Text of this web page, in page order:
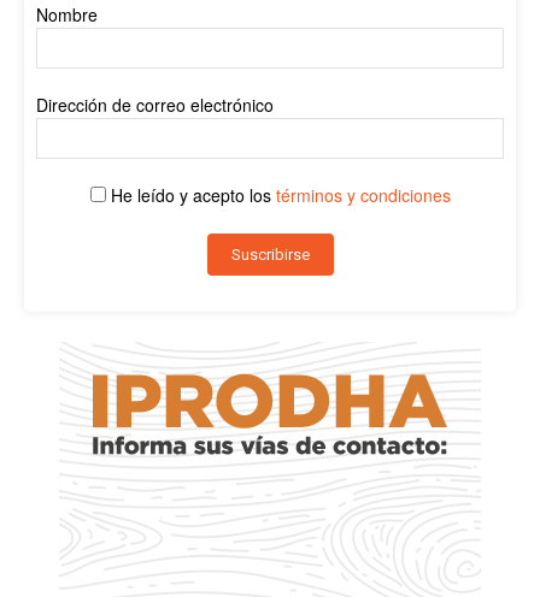
Nombre
Dirección de correo electrónico
He leído y acepto los términos y condiciones